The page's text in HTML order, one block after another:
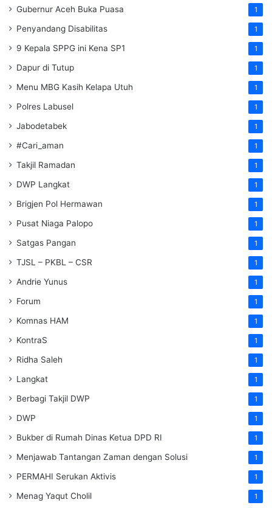
Gubernur Aceh Buka Puasa 1
Penyandang Disabilitas 1
9 Kepala SPPG ini Kena SP1 1
Dapur di Tutup 1
Menu MBG Kasih Kelapa Utuh 1
Polres Labusel 1
Jabodetabek 1
#Cari_aman 1
Takjil Ramadan 1
DWP Langkat 1
Brigjen Pol Hermawan 1
Pusat Niaga Palopo 1
Satgas Pangan 1
TJSL – PKBL – CSR 1
Andrie Yunus 1
Forum 1
Komnas HAM 1
KontraS 1
Ridha Saleh 1
Langkat 1
Berbagi Takjil DWP 1
DWP 1
Bukber di Rumah Dinas Ketua DPD RI 1
Menjawab Tantangan Zaman dengan Solusi 1
PERMAHI Serukan Aktivis 1
Menag Yaqut Cholil 1